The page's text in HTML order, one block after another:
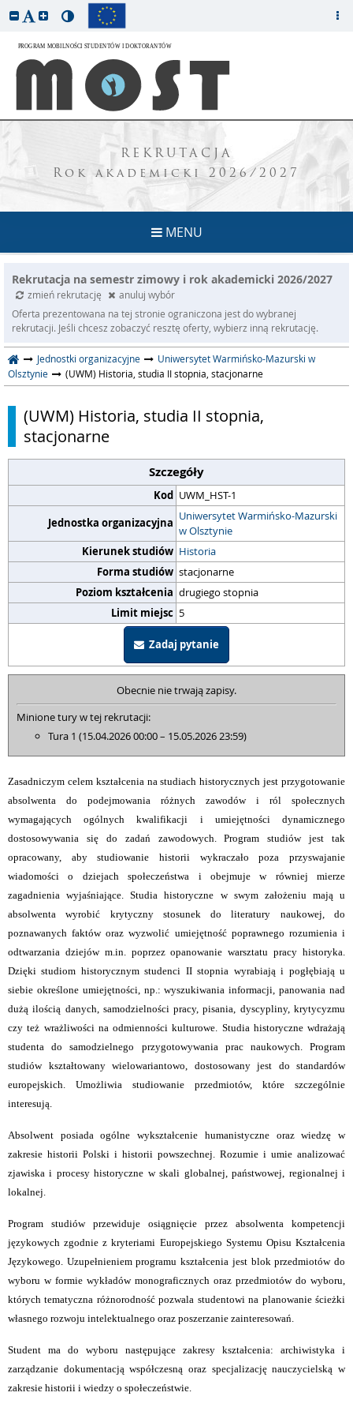
REKRUTACJA
Rok akademicki 2026/2027
MENU
Rekrutacja na semestr zimowy i rok akademicki 2026/2027
zmień rekrutację
anuluj wybór
Oferta prezentowana na tej stronie ograniczona jest do wybranej
rekrutacji. Jeśli chcesz zobaczyć resztę oferty, wybierz inną rekrutację.
Jednostki organizacyjne
Uniwersytet Warmińsko-Mazurski w
Olsztynie
(UWM) Historia, studia II stopnia, stacjonarne
(UWM) Historia, studia II stopnia,
stacjonarne
Szczegóły
Kod UWM_HST-1
Jednostka organizacyjna Uniwersytet Warmińsko-Mazurski
w Olsztynie
Kierunek studiów Historia
Forma studiów stacjonarne
Poziom kształcenia drugiego stopnia
Limit miejsc 5
Zadaj pytanie
Obecnie nie trwają zapisy.
Minione tury w tej rekrutacji:
Tura 1 (15.04.2026 00:00 – 15.05.2026 23:59)
Zasadniczym celem kształcenia na studiach historycznych jest przygotowanie
absolwenta do podejmowania różnych zawodów i ról społecznych
wymagających ogólnych kwalifikacji i umiejętności dynamicznego
dostosowywania się do zadań zawodowych. Program studiów jest tak
opracowany, aby studiowanie historii wykraczało poza przyswajanie
wiadomości o dziejach społeczeństwa i obejmuje w równiej mierze
zagadnienia wyjaśniające. Studia historyczne w swym założeniu mają u
absolwenta wyrobić krytyczny stosunek do literatury naukowej, do
poznawanych faktów oraz wyzwolić umiejętność poprawnego rozumienia i
odtwarzania dziejów m.in. poprzez opanowanie warsztatu pracy historyka.
Dzięki studiom historycznym studenci II stopnia wyrabiają i pogłębiają u
siebie określone umiejętności, np.: wyszukiwania informacji, panowania nad
dużą ilością danych, samodzielności pracy, pisania, dyscypliny, krytycyzmu
czy też wrażliwości na odmienności kulturowe. Studia historyczne wdrażają
studenta do samodzielnego przygotowywania prac naukowych. Program
studiów kształtowany wielowariantowo, dostosowany jest do standardów
europejskich. Umożliwia studiowanie przedmiotów, które szczególnie
interesują.
Absolwent posiada ogólne wykształcenie humanistyczne oraz wiedzę w
zakresie historii Polski i historii powszechnej. Rozumie i umie analizować
zjawiska i procesy historyczne w skali globalnej, państwowej, regionalnej i
lokalnej.
Program studiów przewiduje osiągnięcie przez absolwenta kompetencji
językowych zgodnie z kryteriami Europejskiego Systemu Opisu Kształcenia
Językowego. Uzupełnieniem programu kształcenia jest blok przedmiotów do
wyboru w formie wykładów monograficznych oraz przedmiotów do wyboru,
których tematyczna różnorodność pozwala studentowi na planowanie ścieżki
własnego rozwoju intelektualnego oraz poszerzanie zainteresowań.
Student ma do wyboru następujące zakresy kształcenia: archiwistyka i
zarządzanie dokumentacją współczesną oraz specjalizację nauczycielską w
zakresie historii i wiedzy o społeczeństwie.